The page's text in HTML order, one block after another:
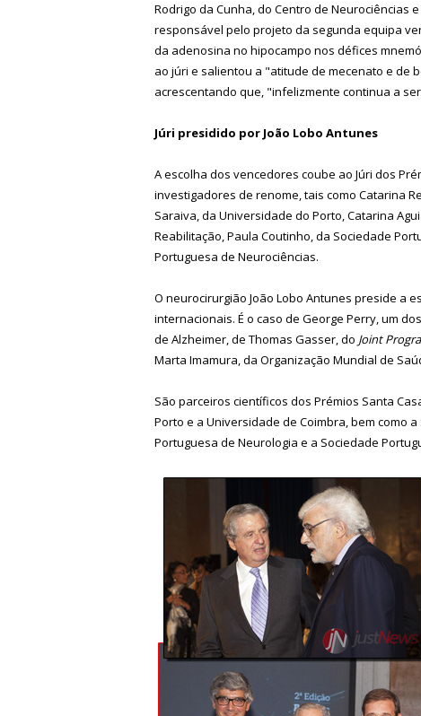
Rodrigo da Cunha, do Centro de Neurociências
responsável pelo projeto da segunda equipa
da adenosina no hipocampo nos défices
ao júri e salientou a "atitude de mecenato e de
acrescentando que, "infelizmente continua a
Júri presidido por João Lobo Antunes
A escolha dos vencedores coube ao Júri dos
investigadores de renome, tais como Catarina
Saraiva, da Universidade do Porto, Catarina
Reabilitação, Paula Coutinho, da Sociedade
Portuguesa de Neurociências.
O neurocirurgião João Lobo Antunes preside a
internacionais. É o caso de George Perry, um
de Alzheimer, de Thomas Gasser, do Joint
Marta Imamura, da Organização Mundial de
São parceiros científicos dos Prémios Santa
Porto e a Universidade de Coimbra, bem como
Portuguesa de Neurologia e a Sociedade